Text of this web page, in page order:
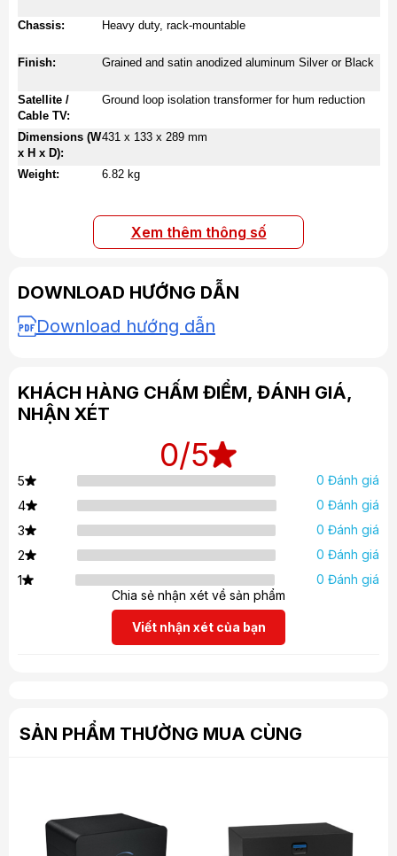
Chassis: Heavy duty, rack-mountable
Finish: Grained and satin anodized aluminum Silver or Black
Satellite /
Cable TV:
Ground loop isolation transformer for hum reduction
Dimensions (W
x H x D):
431 x 133 x 289 mm
Weight: 6.82 kg
Xem thêm thông số
DOWNLOAD HƯỚNG DẪN
Download hướng dẫn
KHÁCH HÀNG CHẤM ĐIỂM, ĐÁNH GIÁ,
NHẬN XÉT
0/5
5
0 Đánh giá
4
0 Đánh giá
3
0 Đánh giá
2
0 Đánh giá
1
0 Đánh giá
Chia sẻ nhận xét về sản phẩm
Viết nhận xét của bạn
SẢN PHẨM THƯỜNG MUA CÙNG